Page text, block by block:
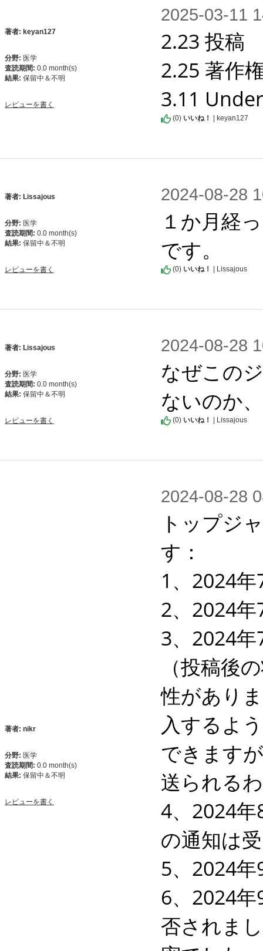
著者: keyan127
分野: 医学
査読期間: 0.0 month(s)
結果: 保留中＆不明
レビューを書く
2025-03-11
2.23 投稿
2.25 著作
3.11
(0) いいね！ | keyan127
著者: Lissajous
分野: 医学
査読期間: 0.0 month(s)
結果: 保留中＆不明
レビューを書く
2024-08-28
１か月経
です。
(0) いいね！ | Lissajous
著者: Lissajous
分野: 医学
査読期間: 0.0 month(s)
結果: 保留中＆不明
レビューを書く
2024-08-28
なぜこの
ないのか
(0) いいね！ | Lissajous
著者: nikr
分野: 医学
査読期間: 0.0 month(s)
結果: 保留中＆不明
レビューを書く
2024-08-28
トップジ
す：
1、2024
2、2024
3、2024
（投稿後
性があり
入するよ
できます
送られる
4、2024
の通知は
5、2024
6、2024
否されま